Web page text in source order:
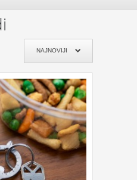
WILD AND WOLF
HARDWARE
ZA TATU
ZA DEKU
NAJNOVIJI